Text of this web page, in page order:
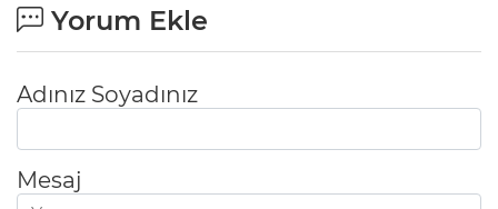
Yorum Ekle
Adınız Soyadınız
Mesaj